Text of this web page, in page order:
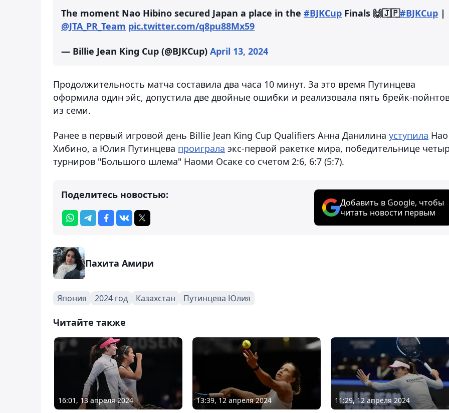
The moment Nao Hibino secured Japan a place in the #BJKCup Finals 🙌🇯🇵#BJKCup |
@JTA_PR_Team pic.twitter.com/q8pu88Mx59
— Billie Jean King Cup (@BJKCup) April 13, 2024
Продолжительность матча составила два часа 10 минут. За это время Путинцева
оформила один эйс, допустила две двойные ошибки и реализовала пять брейк-
из семи.
Ранее в первый игровой день Billie Jean King Cup Qualifiers Анна Данилина уступила Нао
Хибино, а Юлия Путинцева проиграла экс-первой ракетке мира, победительнице
турниров "Большого шлема" Наоми Осаке со счетом 2:6, 6:7 (5:7).
Поделитесь новостью:
Добавить в Google, чтобы
читать новости первым
Пахита Амири
Япония 2024 год Казахстан Путинцева Юлия
Читайте также
16:01, 13 апреля 2024 13:39, 12 апреля 2024 11:29, 12 апреля 2024